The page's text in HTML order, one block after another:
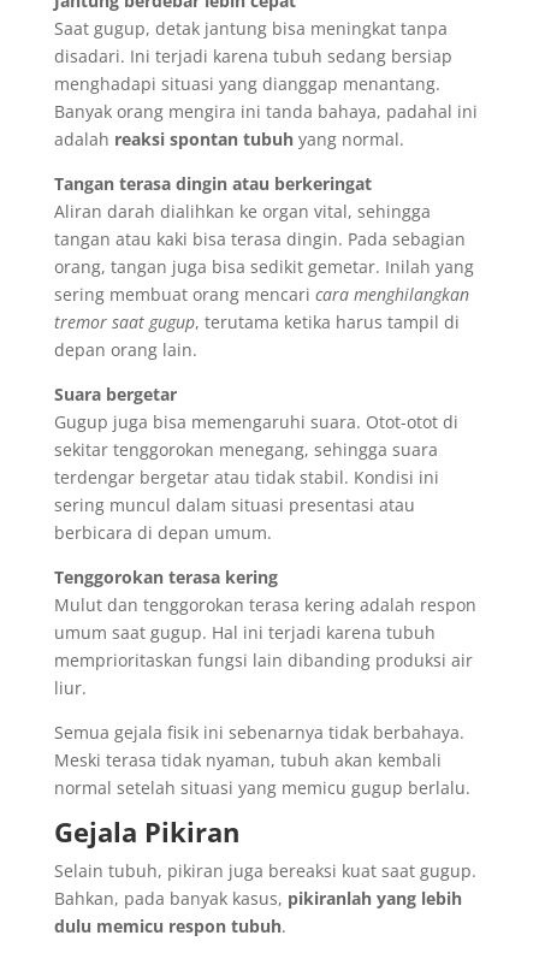
Saat gugup, detak jantung bisa meningkat tanpa
disadari. Ini terjadi karena tubuh sedang bersiap
menghadapi situasi yang dianggap menantang.
Banyak orang mengira ini tanda bahaya, padahal ini
adalah reaksi spontan tubuhyang normal.
Tangan terasa dingin atau berkeringat
Aliran darah dialihkan ke organ vital, sehingga
tangan atau kaki bisa terasa dingin. Pada sebagian
orang, tangan juga bisa sedikit gemetar. Inilah yang
sering membuat orang mencari cara menghilangkan
tremor saat gugup, terutama ketika harus tampil di
depan orang lain.
Suara bergetar
Gugup juga bisa memengaruhi suara. Otot-otot di
sekitar tenggorokan menegang, sehingga suara
terdengar bergetar atau tidak stabil. Kondisi ini
sering muncul dalam situasi presentasi atau
berbicara di depan umum.
Tenggorokan terasa kering
Mulut dan tenggorokan terasa kering adalah respon
umum saat gugup. Hal ini terjadi karena tubuh
memprioritaskan fungsi lain dibanding produksi air
liur.
Semua gejala fisik ini sebenarnya tidak berbahaya.
Meski terasa tidak nyaman, tubuh akan kembali
normal setelah situasi yang memicu gugup berlalu.
Gejala Pikiran
Selain tubuh, pikiran juga bereaksi kuat saat gugup.
Bahkan, pada banyak kasus, pikiranlah yang lebih
dulu memicu respon tubuh.